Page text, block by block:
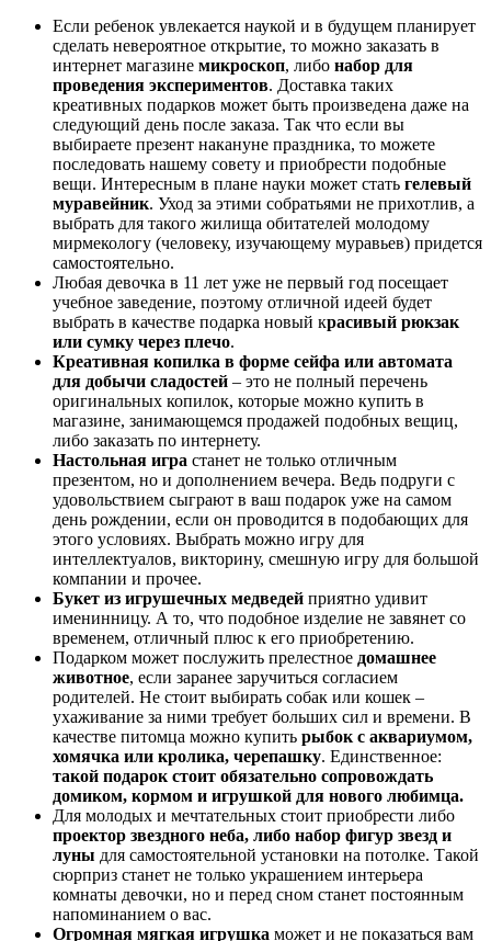
Если ребенок увлекается наукой и в будущем планирует
сделать невероятное открытие, то можно заказать в
интернет магазине микроскоп, либо набор для
проведения экспериментов. Доставка таких
креативных подарков может быть произведена даже на
следующий день после заказа. Так что если вы
выбираете презент накануне праздника, то можете
последовать нашему совету и приобрести подобные
вещи. Интересным в плане науки может стать гелевый
муравейник. Уход за этими собратьями не прихотлив, а
выбрать для такого жилища обитателей молодому
мирмекологу (человеку, изучающему муравьев) придется
самостоятельно.
Любая девочка в 11 лет уже не первый год посещает
учебное заведение, поэтому отличной идеей будет
выбрать в качестве подарка новый красивый рюкзак
или сумку через плечо.
Креативная копилка в форме сейфа или автомата
для добычи сладостей – это не полный перечень
оригинальных копилок, которые можно купить в
магазине, занимающемся продажей подобных вещиц,
либо заказать по интернету.
Настольная игра станет не только отличным
презентом, но и дополнением вечера. Ведь подруги с
удовольствием сыграют в ваш подарок уже на самом
день рождении, если он проводится в подобающих для
этого условиях. Выбрать можно игру для
интеллектуалов, викторину, смешную игру для большой
компании и прочее.
Букет из игрушечных медведей приятно удивит
именинницу. А то, что подобное изделие не завянет со
временем, отличный плюс к его приобретению.
Подарком может послужить прелестное домашнее
животное, если заранее заручиться согласием
родителей. Не стоит выбирать собак или кошек –
ухаживание за ними требует больших сил и времени. В
качестве питомца можно купить рыбок с аквариумом,
хомячка или кролика, черепашку. Единственное:
такой подарок стоит обязательно сопровождать
домиком, кормом и игрушкой для нового любимца.
Для молодых и мечтательных стоит приобрести либо
проектор звездного неба, либо набор фигур звезд и
луны для самостоятельной установки на потолке. Такой
сюрприз станет не только украшением интерьера
комнаты девочки, но и перед сном станет постоянным
напоминанием о вас.
Огромная мягкая игрушка может и не показаться вам